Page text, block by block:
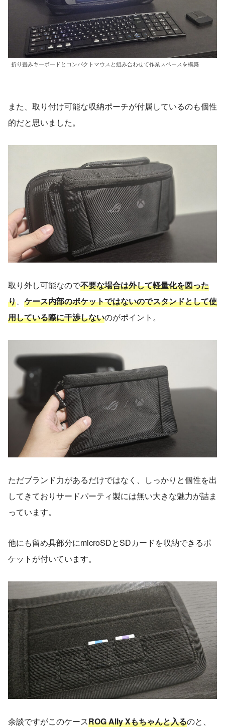
折り畳みキーボードとコンパクトマウスと組み合わせて作業スペースを構築
また、取り付け可能な収納ポーチが付属しているのも個性
的だと思いました。
取り外し可能なので不要な場合は外して軽量化を図った
り、 ケース内部のポケットではないのでスタンドとして使
用している際に干渉しないのがポイント。
ただブランド力があるだけではなく、しっかりと個性を出
してきておりサードパーティ製には無い大きな魅力が詰ま
っています。
他にも留め具部分にmicroSDとSDカードを収納できるポ
ケットが付いています。
余談ですがこのケースROG Ally Xもちゃんと入るのと、